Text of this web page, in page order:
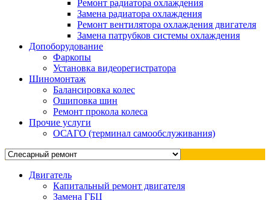
Ремонт радиатора охлаждения
Замена радиатора охлаждения
Ремонт вентилятора охлаждения двигателя
Замена патрубков системы охлаждения
Допоборудование
Фаркопы
Установка видеорегистратора
Шиномонтаж
Балансировка колес
Ошиповка шин
Ремонт прокола колеса
Прочие услуги
ОСАГО (терминал самообслуживания)
Двигатель
Капитальный ремонт двигателя
Замена ГБЦ